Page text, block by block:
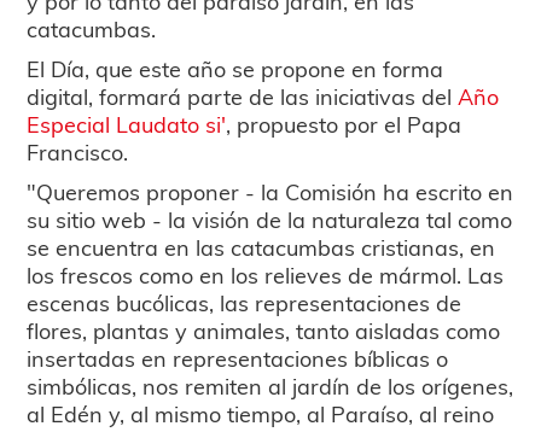
catacumbas.
El Día, que este año se propone en forma
digital, formará parte de las iniciativas delAño
Especial Laudato si', propuesto por el Papa
Francisco.
"Queremos proponer - la Comisión ha escrito en
su sitio web - la visión de la naturaleza tal como
se encuentra en las catacumbas cristianas, en
los frescos como en los relieves de mármol. Las
escenas bucólicas, las representaciones de
flores, plantas y animales, tanto aisladas como
insertadas en representaciones bíblicas o
simbólicas, nos remiten al jardín de los orígenes,
al Edén y, al mismo tiempo, al Paraíso, al reino